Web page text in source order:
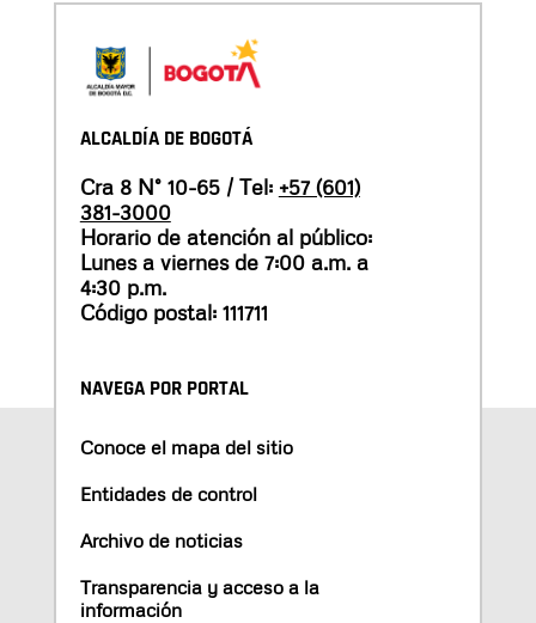
ALCALDÍA DE BOGOTÁ
Cra 8 N° 10-65 / Tel: +57 (601)
381-3000
Horario de atención al público:
Lunes a viernes de 7:00 a.m. a
4:30 p.m.
Código postal: 111711
NAVEGA POR PORTAL
Conoce el mapa del sitio
Entidades de control
Archivo de noticias
Transparencia y acceso a la
información